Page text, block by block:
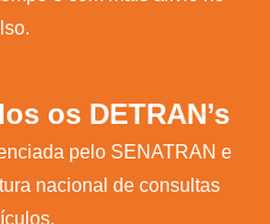
os DETRAN’s
pelo SENATRAN e
nacional de consultas